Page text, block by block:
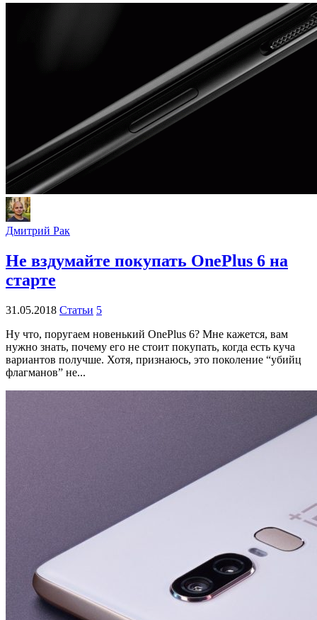
Дмитрий Рак
Не вздумайте покупать OnePlus 6 на
старте
31.05.2018 Статьи 5
Ну что, поругаем новенький OnePlus 6? Мне кажется, вам
нужно знать, почему его не стоит покупать, когда есть куча
вариантов получше. Хотя, признаюсь, это поколение “убийц
флагманов” не...